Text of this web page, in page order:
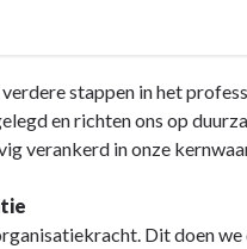
stappen in het
en richten ons op
verankerd in onze
Dit doen